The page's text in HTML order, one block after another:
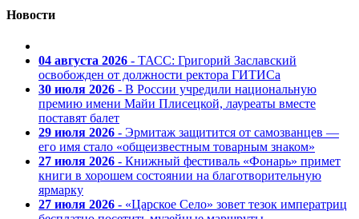
Новости
04 августа 2026 - ТАСС: Григорий Заславский
освобожден от должности ректора ГИТИСа
30 июля 2026 - В России учредили национальную
премию имени Майи Плисецкой, лауреаты вместе
поставят балет
29 июля 2026 - Эрмитаж защитится от самозванцев —
его имя стало «общеизвестным товарным знаком»
27 июля 2026 - Книжный фестиваль «Фонарь» примет
книги в хорошем состоянии на благотворительную
ярмарку
27 июля 2026 - «Царское Село» зовет тезок императриц